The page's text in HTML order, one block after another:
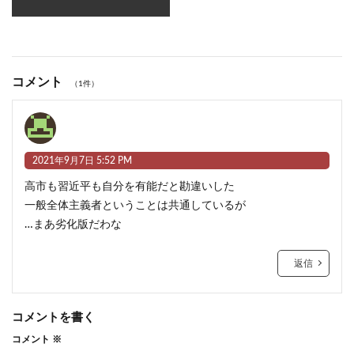
コメント （1件）
2021年9月7日 5:52 PM
高市も習近平も自分を有能だと勘違いした
一般全体主義者ということは共通しているが
…まあ劣化版だわな
返信
コメントを書く
コメント ※